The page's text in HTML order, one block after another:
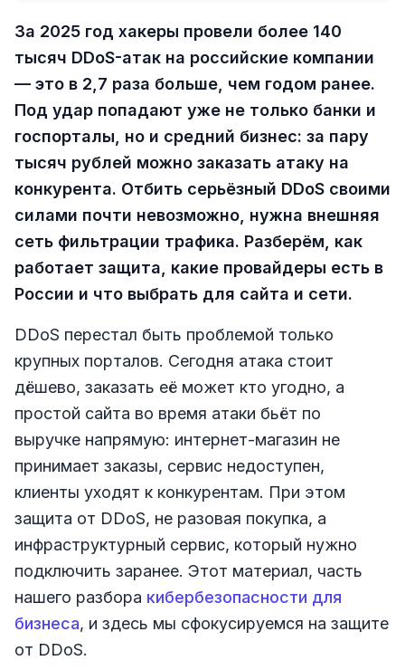
За 2025 год хакеры провели более 140
тысяч DDoS-атак на российские компании
— это в 2,7 раза больше, чем годом ранее.
Под удар попадают уже не только банки и
госпорталы, но и средний бизнес: за пару
тысяч рублей можно заказать атаку на
конкурента. Отбить серьёзный DDoS своими
силами почти невозможно, нужна внешняя
сеть фильтрации трафика. Разберём, как
работает защита, какие провайдеры есть в
России и что выбрать для сайта и сети.
DDoS перестал быть проблемой только
крупных порталов. Сегодня атака стоит
дёшево, заказать её может кто угодно, а
простой сайта во время атаки бьёт по
выручке напрямую: интернет-магазин не
принимает заказы, сервис недоступен,
клиенты уходят к конкурентам. При этом
защита от DDoS, не разовая покупка, а
инфраструктурный сервис, который нужно
подключить заранее. Этот материал, часть
нашего разбора кибербезопасности для
бизнеса, и здесь мы сфокусируемся на защите
от DDoS.